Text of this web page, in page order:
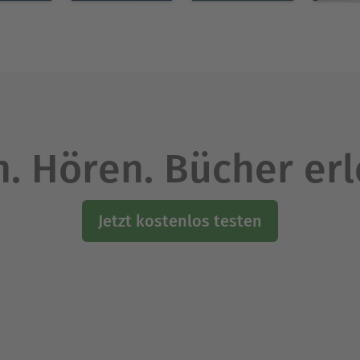
Hören. Bücher
Jetzt kostenlos testen